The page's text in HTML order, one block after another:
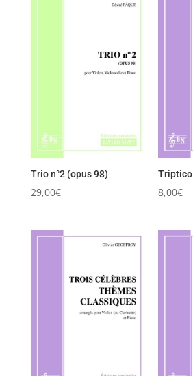
Trio n°2 (opus 98)
29,00€
Triptico
8,00€